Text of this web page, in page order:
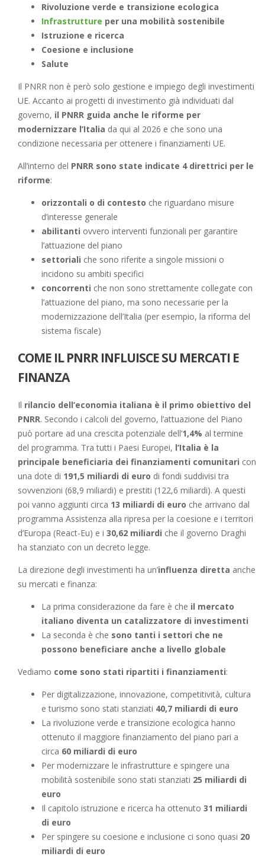
Rivoluzione verde e transizione ecologica
Infrastrutture per una mobilità sostenibile
Istruzione e ricerca
Coesione e inclusione
Salute
Il PNRR non è però solo gestione e impiego degli investimenti
UE. Accanto ai progetti di investimento già individuati dal
governo, il PNRR guida anche le riforme per
modernizzare l’Italia da qui al 2026 e che sono una
condizione necessaria per ottenere i finanziamenti UE.
All’interno del PNRR sono state indicate 4 direttrici per le
riforme:
orizzontali o di contesto che riguardano misure
d’interesse generale
abilitanti ovvero interventi funzionali per garantire
l’attuazione del piano
settoriali che sono riferite a singole missioni o
incidono su ambiti specifici
concorrenti che non sono strettamente collegate con
l’attuazione del piano, ma sono necessarie per la
modernizzazione dell’Italia (per esempio, la riforma del
sistema fiscale)
COME IL PNRR INFLUISCE SU MERCATI E
FINANZA
Il rilancio dell’economia italiana è il primo obiettivo del
PNRR. Secondo i calcoli del governo, l’attuazione del Piano
può portare ad una crescita potenziale dell’1,4% al termine
del programma. Tra tutti i Paesi Europei, l’Italia è la
principale beneficiaria dei finanziamenti comunitari con
una dote di 191,5 miliardi di euro di fondi suddivisi tra
sovvenzioni (68,9 miliardi) e prestiti (122,6 miliardi). A questi
poi vanno aggiunti circa 13 miliardi di euro che arrivano dal
programma Assistenza alla ripresa per la coesione e i territori
d’Europa (React-Eu) e i 30,62 miliardi che il governo Draghi
ha stanziato con un decreto legge.
La direzione degli investimenti ha un’influenza diretta anche
su mercati e finanza:
La prima considerazione da fare è che il mercato
italiano diventa un catalizzatore di investimenti
La seconda è che sono tanti i settori che ne
possono beneficiare anche a livello globale
Vediamo come sono stati ripartiti i finanziamenti:
Per digitalizzazione, innovazione, competitività, cultura
e turismo sono stati stanziati 40,7 miliardi di euro
La rivoluzione verde e transizione ecologica hanno
ottenuto il maggiore finanziamento del piano pari a
circa 60 miliardi di euro
Per modernizzare le infrastrutture e spingere una
mobilità sostenibile sono stati stanziati 25 miliardi di
euro
Il capitolo istruzione e ricerca ha ottenuto 31 miliardi
di euro
Per spingere su coesione e inclusione ci sono quasi 20
miliardi di euro